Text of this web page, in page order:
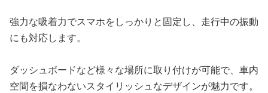
強力な吸着力でスマホをしっかりと固定し、走行中の振動
にも対応します。
ダッシュボードなど様々な場所に取り付けが可能で、車内
空間を損なわないスタイリッシュなデザインが魅力です。